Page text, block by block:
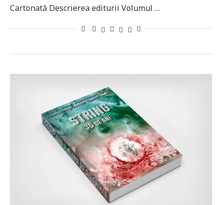
Cartonată Descrierea editurii Volumul …